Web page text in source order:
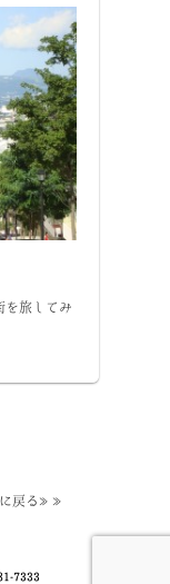
を旅してみ
に戻る≫≫
7333